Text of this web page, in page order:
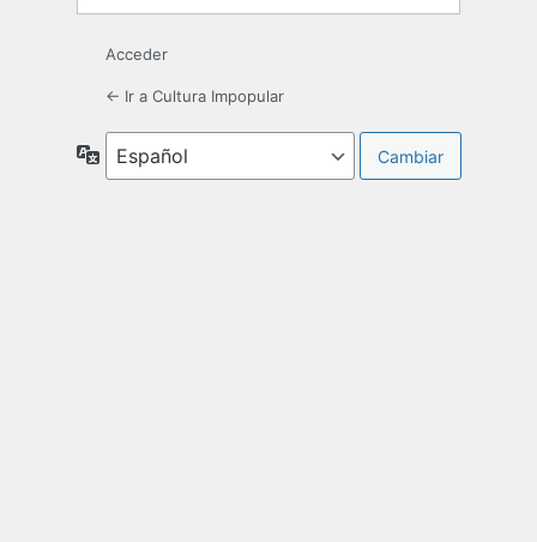
Acceder
← Ir a Cultura Impopular
Idioma